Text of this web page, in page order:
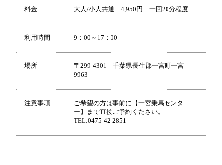
料金 大人/小人共通 4,950円 一回20分程度
利用時間 9：00～17：00
場所
〒299-4301 千葉県長生郡一宮町一宮
9963
注意事項
ご希望の方は事前に【一宮乗馬センタ
ー】まで直接ご予約ください。
TEL:0475-42-2851